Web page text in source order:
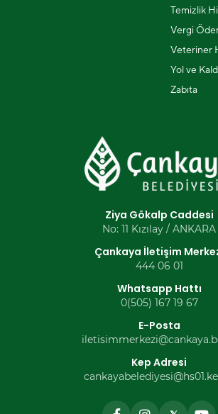
Temizlik
Vergi
Veteriner
Yol ve
Zabıta
Ziya Gökalp Caddesi
No: 11 Kızılay / ANKARA
Çankaya İletişim
444 06 01
Whatsapp Hattı
0(505) 167 19 67
E-Posta
Kep Adresi